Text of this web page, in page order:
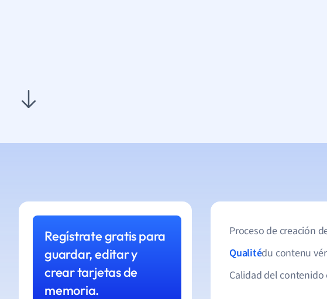
Regístrate gratis para
guardar, editar y
crear tarjetas de
memoria.
Proceso de creación
Qualitédu contenu
Calidad del